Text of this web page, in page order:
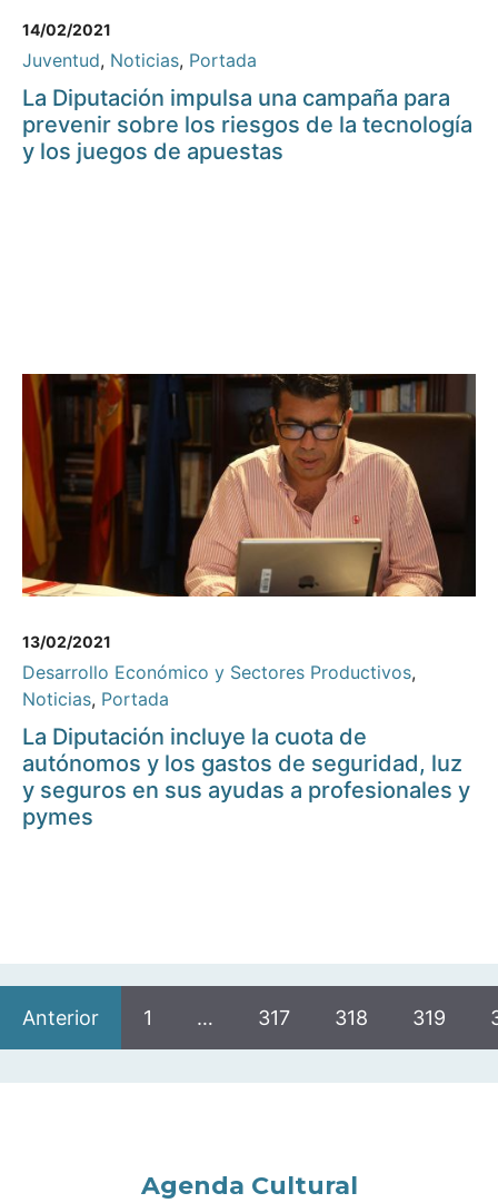
14/02/2021
Juventud, Noticias, Portada
La Diputación impulsa una campaña para
prevenir sobre los riesgos de la tecnología
y los juegos de apuestas
13/02/2021
Desarrollo Económico y Sectores Productivos,
Noticias, Portada
La Diputación incluye la cuota de
autónomos y los gastos de seguridad, luz
y seguros en sus ayudas a profesionales y
pymes
Anterior 1 … 317 318 319
Agenda Cultural